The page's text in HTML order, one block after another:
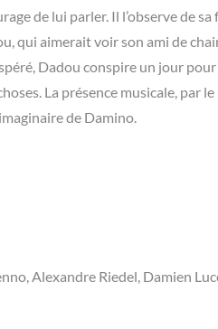
de lui parler. Il l’observe de
qui aimerait voir son ami de
Dadou conspire un jour
La présence musicale, par
de Damino.
Alexandre Riedel, Damien